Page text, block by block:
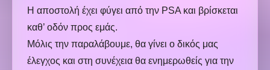
Η αποστολή έχει φύγει από την PSA και βρίσκεται
καθ’ οδόν προς εμάς.
Μόλις την παραλάβουμε, θα γίνει ο δικός μας
έλεγχος και στη συνέχεια θα ενημερωθείς για την